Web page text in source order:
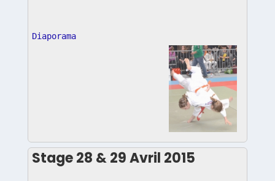
Diaporama
Stage 28 & 29 Avril 2015